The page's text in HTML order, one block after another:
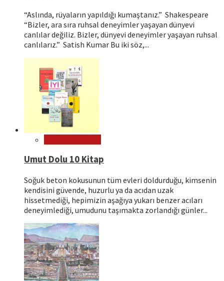
“Aslında, rüyaların yapıldığı kumaştanız.” Shakespeare
“Bizler, ara sıra ruhsal deneyimler yaşayan dünyevi
canlılar değiliz. Bizler, dünyevi deneyimler yaşayan ruhsal
canlılarız.” Satish Kumar Bu iki söz,...
Umut Dolu 10 Kitap
Soğuk beton kokusunun tüm evleri doldurduğu, kimsenin
kendisini güvende, huzurlu ya da acıdan uzak
hissetmediği, hepimizin aşağıya yukarı benzer acıları
deneyimlediği, umudunu taşımakta zorlandığı günler...